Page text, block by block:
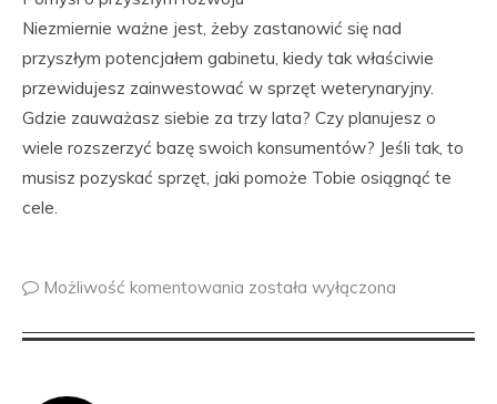
Niezmiernie ważne jest, żeby zastanowić się nad
przyszłym potencjałem gabinetu, kiedy tak właściwie
przewidujesz zainwestować w sprzęt weterynaryjny.
Gdzie zauważasz siebie za trzy lata? Czy planujesz o
wiele rozszerzyć bazę swoich konsumentów? Jeśli tak, to
musisz pozyskać sprzęt, jaki pomoże Tobie osiągnąć te
cele.
Możliwość komentowania została wyłączona